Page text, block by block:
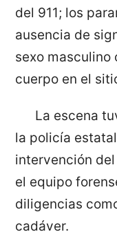
del 911; los
ausencia de
sexo
cuerpo en el
La escena
la policía
intervención
el equipo
diligencias
cadáver.